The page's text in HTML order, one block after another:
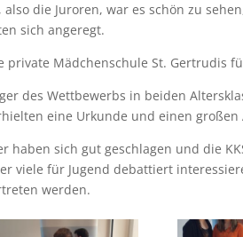
die Juroren, war es schön zu
sich angeregt.
private Mädchenschule St. Gertrudis
des Wettbewerbs in beiden
eine Urkunde und einen großen
haben sich gut geschlagen und die
viele für Jugend debattiert
werden.